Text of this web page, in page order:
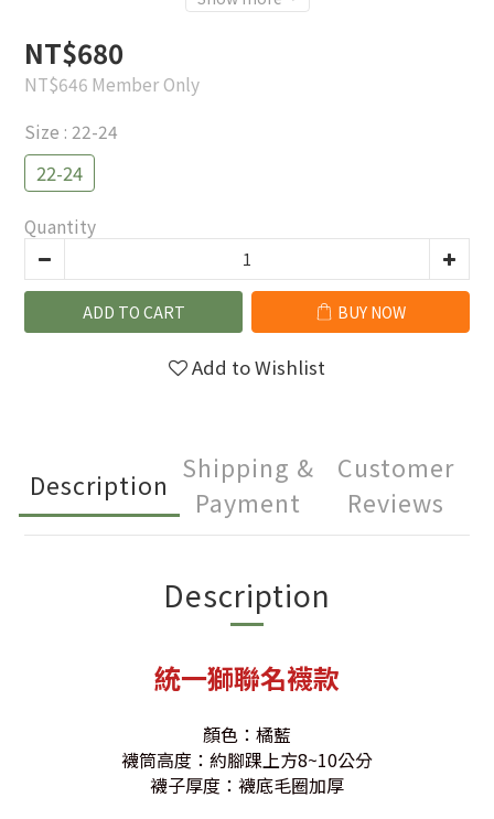
NT$680
NT$646 Member Only
Size : 22-24
22-24
Quantity
ADD TO CART BUY NOW
Add to Wishlist
Description
Shipping &
Payment
Customer
Reviews
Description
統一獅聯名襪款
顏色：橘藍
襪筒高度：約腳踝上方8~10公分
襪子厚度：襪底毛圈加厚